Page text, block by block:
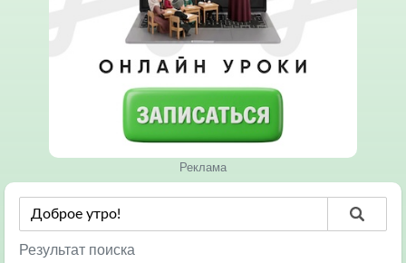
Реклама
Результат поиска